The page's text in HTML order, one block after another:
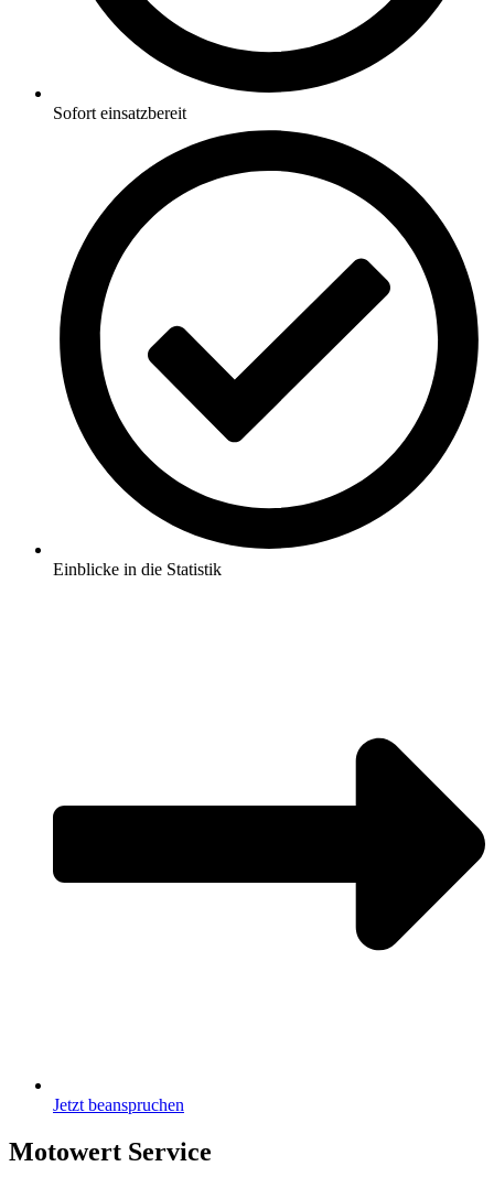
Sofort einsatzbereit
Einblicke in die Statistik
Jetzt beanspruchen
Motowert Service